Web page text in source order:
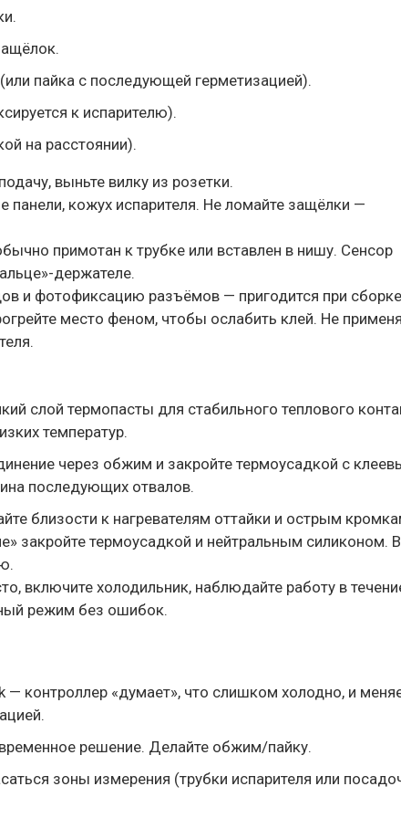
пайка с последующей герметизацией).
к испарителю).
на расстоянии).
выньте вилку из розетки.
кожух испарителя. Не ломайте защёлки —
примотан к трубке или вставлен в нишу. Сенсор
держателе.
и фотофиксацию разъёмов — пригодится при
место феном, чтобы ослабить клей. Не
слой термопасты для стабильного теплового
температур.
через обжим и закройте термоусадкой с
последующих отвалов.
близости к нагревателям оттайки и острым
закройте термоусадкой и нейтральным силиконом.
включите холодильник, наблюдайте работу в
режим без ошибок.
контроллер «думает», что слишком холодно, и
решение. Делайте обжим/пайку.
зоны измерения (трубки испарителя или